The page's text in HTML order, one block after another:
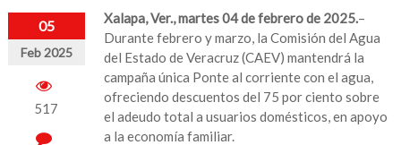
05
Feb 2025
517
Xalapa, Ver., martes 04 de febrero de 2025.–
Durante febrero y marzo, la Comisión del Agua
del Estado de Veracruz (CAEV) mantendrá la
campaña única Ponte al corriente con el agua,
ofreciendo descuentos del 75 por ciento sobre
el adeudo total a usuarios domésticos, en apoyo
a la economía familiar.